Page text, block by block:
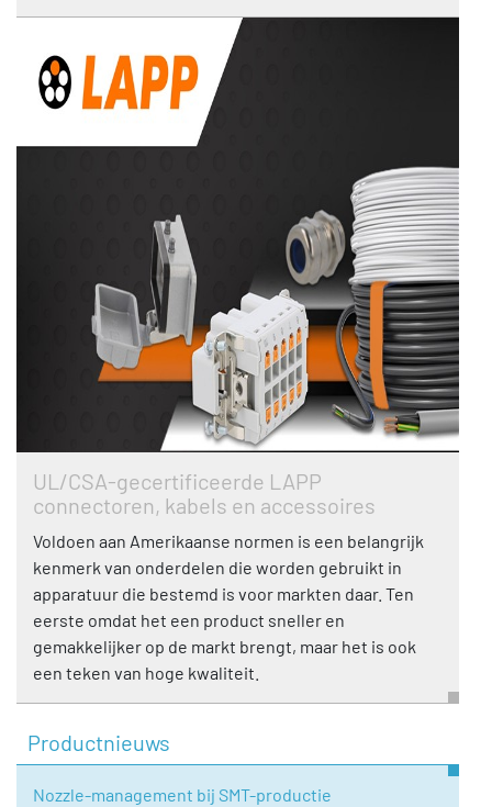
UL/CSA-gecertificeerde LAPP
connectoren, kabels en accessoires
Voldoen aan Amerikaanse normen is een belangrijk
kenmerk van onderdelen die worden gebruikt in
apparatuur die bestemd is voor markten daar. Ten
eerste omdat het een product sneller en
gemakkelijker op de markt brengt, maar het is ook
een teken van hoge kwaliteit.
Productnieuws
Nozzle-management bij SMT-productie